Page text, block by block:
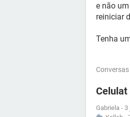
e não um
reiniciar
Tenha
Celulat
Gabriela - 3